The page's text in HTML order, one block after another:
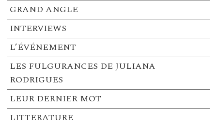
GRAND ANGLE
INTERVIEWS
L’ÉVÉNEMENT
LES FULGURANCES DE JULIANA
RODRIGUES
LEUR DERNIER MOT
LITTERATURE